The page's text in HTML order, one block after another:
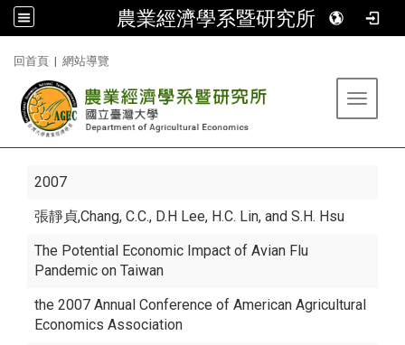
農業經濟學系暨研究所
回首頁 | 網站導覽
Toggle
2007
張靜貞,Chang, C.C., D.H Lee, H.C. Lin, and S.H. Hsu
The Potential Economic Impact of Avian Flu
Pandemic on Taiwan
the 2007 Annual Conference of American Agricultural
Economics Association